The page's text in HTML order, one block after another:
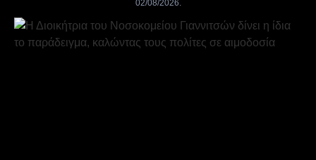
02/08/2026